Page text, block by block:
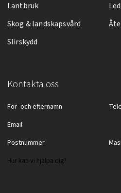
Lantbruk
Skog & landskapsvård
Slirskydd
Kontakta oss